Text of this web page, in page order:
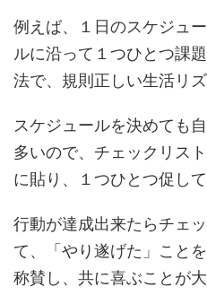
例えば、１日のスケジュ
ルに沿って１つひとつ課
法で、規則正しい生活リ
スケジュールを決めても
多いので、チェックリス
に貼り、１つひとつ促して
行動が達成出来たらチェ
て、「やり遂げた」こと
称賛し、共に喜ぶことが大